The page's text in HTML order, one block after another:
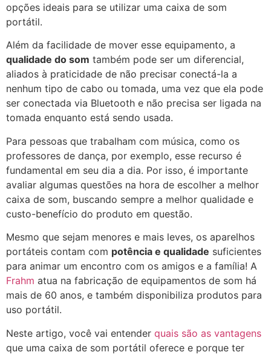
opções ideais para se utilizar uma caixa de som
portátil.
Além da facilidade de mover esse equipamento, a
qualidade do som também pode ser um diferencial,
aliados à praticidade de não precisar conectá-la a
nenhum tipo de cabo ou tomada, uma vez que ela pode
ser conectada via Bluetooth e não precisa ser ligada na
tomada enquanto está sendo usada.
Para pessoas que trabalham com música, como os
professores de dança, por exemplo, esse recurso é
fundamental em seu dia a dia. Por isso, é importante
avaliar algumas questões na hora de escolher a melhor
caixa de som, buscando sempre a melhor qualidade e
custo-benefício do produto em questão.
Mesmo que sejam menores e mais leves, os aparelhos
portáteis contam com potência e qualidade suficientes
para animar um encontro com os amigos e a família! A
Frahm atua na fabricação de equipamentos de som há
mais de 60 anos, e também disponibiliza produtos para
uso portátil.
Neste artigo, você vai entender quais são as vantagens
que uma caixa de som portátil oferece e porque ter